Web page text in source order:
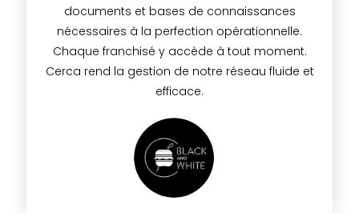
documents et bases de connaissances
nécessaires à la perfection opérationnelle.
Chaque franchisé y accède à tout moment.
Cerca rend la gestion de notre réseau fluide et
efficace.